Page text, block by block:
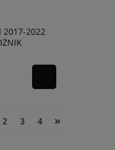
2017-2022
2 3 4 »